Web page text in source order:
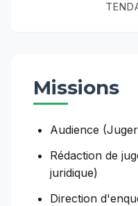
Missions
Audience
Rédaction de
juridique)
Direction